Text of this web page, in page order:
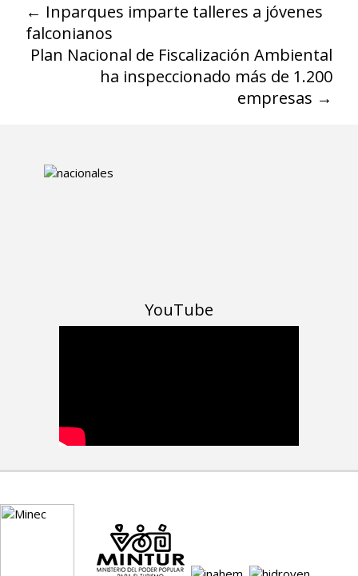
← Inparques imparte talleres a jóvenes
falconianos
Plan Nacional de Fiscalización Ambiental
ha inspeccionado más de 1.200
empresas →
YouTube